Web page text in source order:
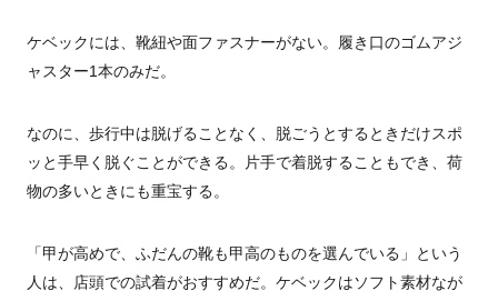
ケベックには、靴紐や面ファスナーがない。履き口のゴムアジ
ャスター1本のみだ。
なのに、歩行中は脱げることなく、脱ごうとするときだけスポ
ッと手早く脱ぐことができる。片手で着脱することもでき、荷
物の多いときにも重宝する。
「甲が高めで、ふだんの靴も甲高のものを選んでいる」という
人は、店頭での試着がおすすめだ。ケベックはソフト素材なが